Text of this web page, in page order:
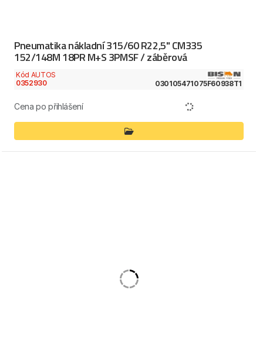
Pneumatika nákladní 315/60 R22,5" CM335
152/148M 18PR M+S 3PMSF / záběrová
Kód AUTOS
0352930
030105471075F60938T1
Cena po přihlášení